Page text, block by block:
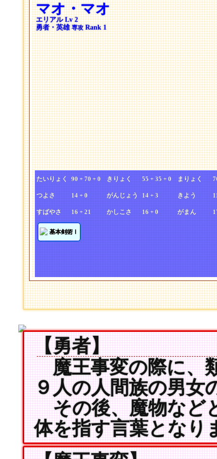
マオ・マオ
エリアル Lv 2
勇者・英雄専攻Rank 1
たいりょく 90 + 70 + 0 きりょく 55 + 35 + 0 まりょく
つよさ 14 + 0 がんじょう 14 + 3 きよう
すばやさ 16 + 21 かしこさ 16 + 0 がまん
基本剣術Ⅰ
【勇者】
魔王事変の際に、
９人の人間族の男女
その後、魔物など
体を指す言葉となり